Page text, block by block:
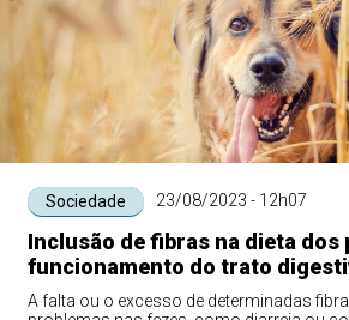
Sociedade 23/08/2023 - 12h07
Inclusão de fibras na dieta dos
funcionamento do trato
A falta ou o excesso de determinadas